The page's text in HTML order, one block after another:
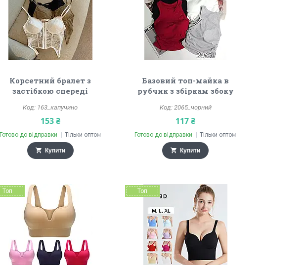
Корсетний бралет з
застібкою спереді
163_капучино
153 ₴
Готово до відправки Тільки оптом
Купити
Базовий топ-майка в
рубчик з збіркам збоку
2065_чорний
117 ₴
Готово до відправки Тільки оптом
Купити
Топ Топ